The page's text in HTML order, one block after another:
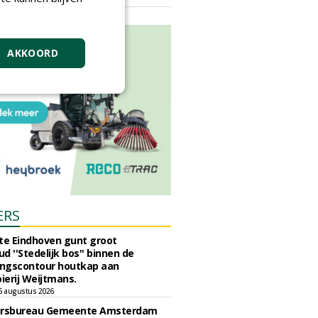
Eindhoven gunt groot
''Stedelijk bos'' binnen de
houtkap aan
Weijtmans.
augustus 2026
Gemeente Amsterdam
AKKOORD